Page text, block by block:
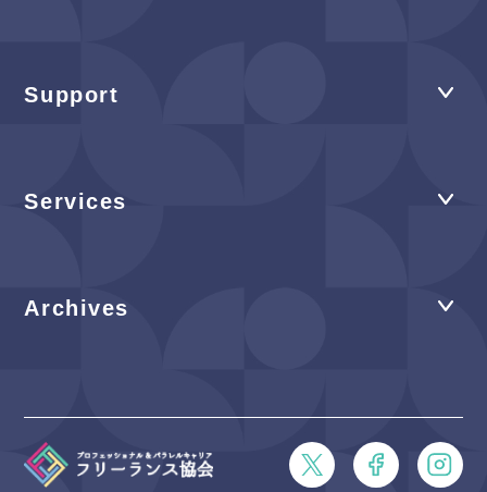
Support
Services
Archives